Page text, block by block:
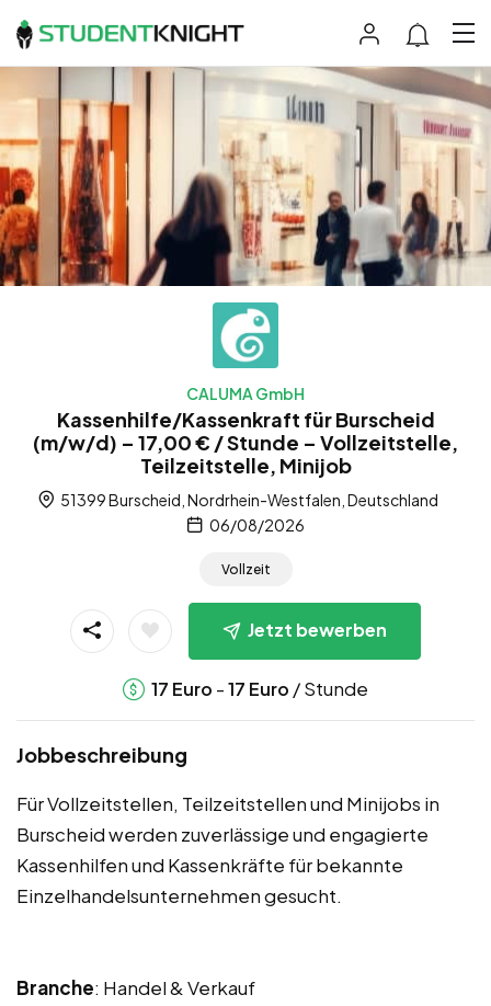
CALUMA GmbH
Kassenhilfe/Kassenkraft für Burscheid
(m/w/d) – 17,00 € / Stunde – Vollzeitstelle,
Teilzeitstelle, Minijob
51399 Burscheid, Nordrhein-Westfalen, Deutschland
06/08/2026
Vollzeit
Jetzt bewerben
17 Euro -17 Euro / Stunde
Jobbeschreibung
Für Vollzeitstellen, Teilzeitstellen und Minijobs in
Burscheid werden zuverlässige und engagierte
Kassenhilfen und Kassenkräfte für bekannte
Einzelhandelsunternehmen gesucht.
Branche: Handel & Verkauf